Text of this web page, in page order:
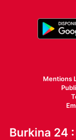
Mentions
Burkina 24